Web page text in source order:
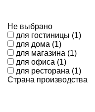
Не выбрано
для гостиницы (1)
для дома (1)
для магазина (1)
для офиса (1)
для ресторана (1)
Страна производства